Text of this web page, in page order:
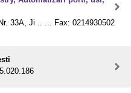
33A, Ji .. ... Fax: 0214930502